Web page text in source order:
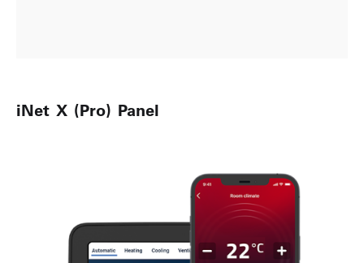
iNet X (Pro) Panel